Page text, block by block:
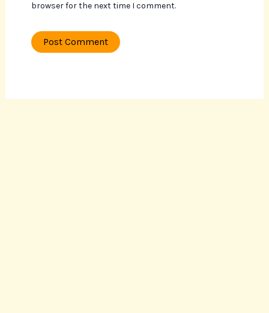
browser for the next time I comment.